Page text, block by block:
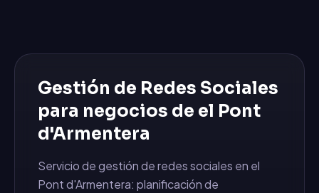
Gestión de Redes Sociales
para negocios de el Pont
d'Armentera
Servicio de gestión de redes sociales en el
Pont d'Armentera: planificación de